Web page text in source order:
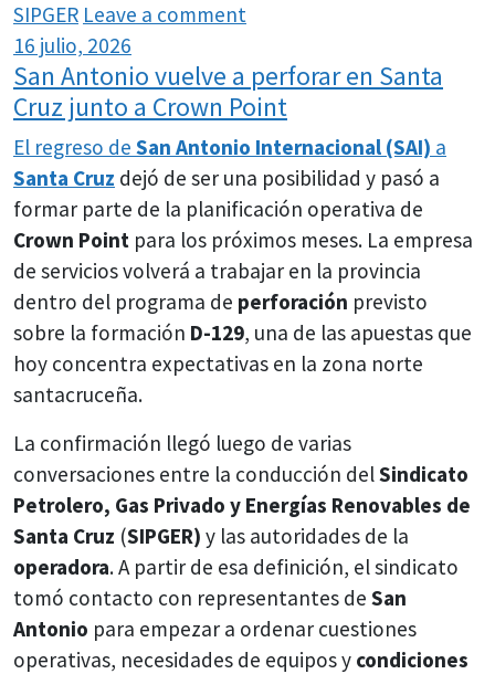
SIPGER Leave a comment
16 julio, 2026
San Antonio vuelve a perforar en Santa
Cruz junto a Crown Point
El regreso de San Antonio Internacional (SAI) a
Santa Cruz dejó de ser una posibilidad y pasó a
formar parte de la planificación operativa de
Crown Point para los próximos meses. La empresa
de servicios volverá a trabajar en la provincia
dentro del programa de perforación previsto
sobre la formación D-129, una de las apuestas que
hoy concentra expectativas en la zona norte
santacruceña.
La confirmación llegó luego de varias
conversaciones entre la conducción delSindicato
Petrolero, Gas Privado y Energías Renovables de
Santa Cruz (SIPGER) y las autoridades de la
operadora. A partir de esa definición, el sindicato
tomó contacto con representantes de San
Antonio para empezar a ordenar cuestiones
operativas, necesidades de equipos y condiciones